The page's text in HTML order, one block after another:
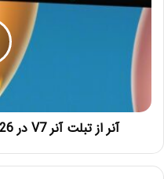
آنر از تبلت آنر V7 در 26 سپتامبر رونمایی خواهد کرد